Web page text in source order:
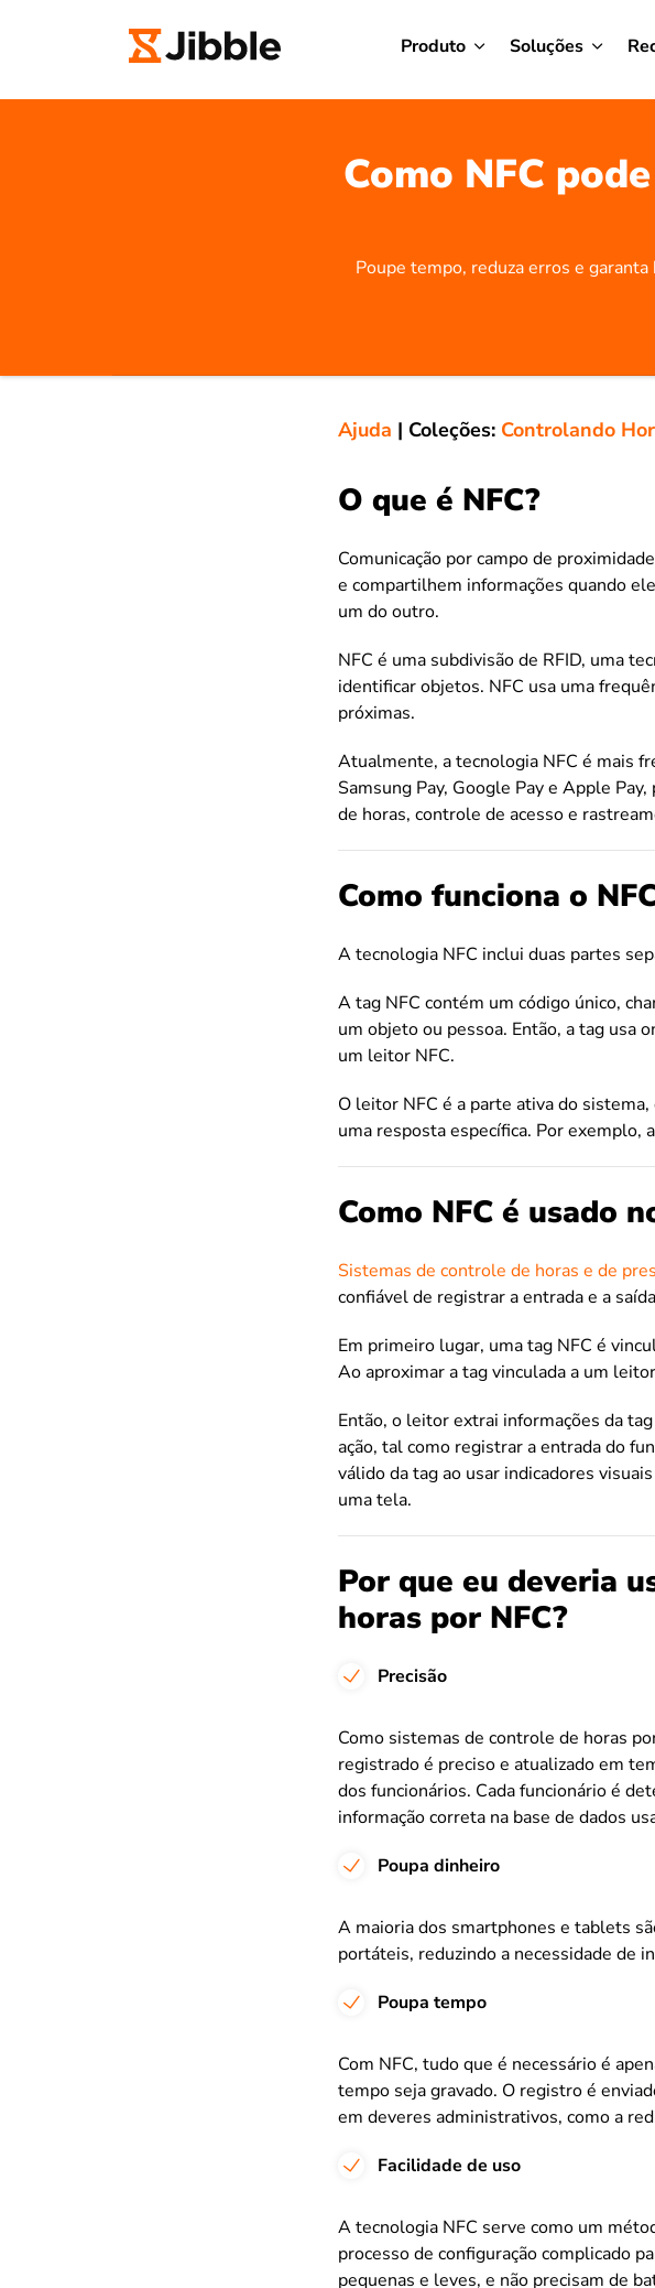
Produto Soluções
Como NFC
Poupe tempo, reduza erros e
Ajuda | Coleções: Controlando
O que é NFC?
Comunicação por campo de
e compartilhem informações quando
um do outro.
NFC é uma subdivisão de RFID, uma
identificar objetos. NFC usa uma
próximas.
Atualmente, a tecnologia NFC é mais
Samsung Pay, Google Pay e Apple
de horas, controle de acesso e
Como funciona o
A tecnologia NFC inclui duas partes
A tag NFC contém um código único,
um objeto ou pessoa. Então, a tag usa
um leitor NFC.
O leitor NFC é a parte ativa do
uma resposta específica. Por exemplo,
Como NFC é usado
Sistemas de controle de horas e de
confiável de registrar a entrada e a
Em primeiro lugar, uma tag NFC é
Ao aproximar a tag vinculada a um
Então, o leitor extrai informações da
ação, tal como registrar a entrada do
válido da tag ao usar indicadores
uma tela.
Por que eu deveria
horas por NFC?
Precisão
Como sistemas de controle de horas
registrado é preciso e atualizado em
dos funcionários. Cada funcionário é
informação correta na base de dados
Poupa dinheiro
A maioria dos smartphones e tablets
portáteis, reduzindo a necessidade de
Poupa tempo
Com NFC, tudo que é necessário é
tempo seja gravado. O registro é
em deveres administrativos, como a
Facilidade de uso
A tecnologia NFC serve como um
processo de configuração complicado
pequenas e leves, e não precisam de